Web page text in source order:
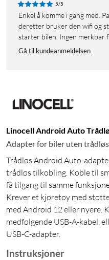
5/5
Enkel å komme i gang med. Pares med Bluetooth første gang,
deretter bruker den wifi og
starter bilen. Ingen merkbar
Gå til kundeanmeldelsen
Linocell Android Auto
Adapter for biler uten
Trådløs Android Auto-
trådløs tilkobling. Koble til
få tilgang til samme
Krever et kjøretøy med
med Android 12 eller nyere.
medfølgende USB-A-kabel,
USB-C-adapter.
Instruksjoner